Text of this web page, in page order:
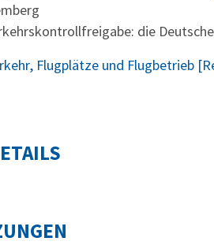
die
Flugplätze und Flugbetrieb